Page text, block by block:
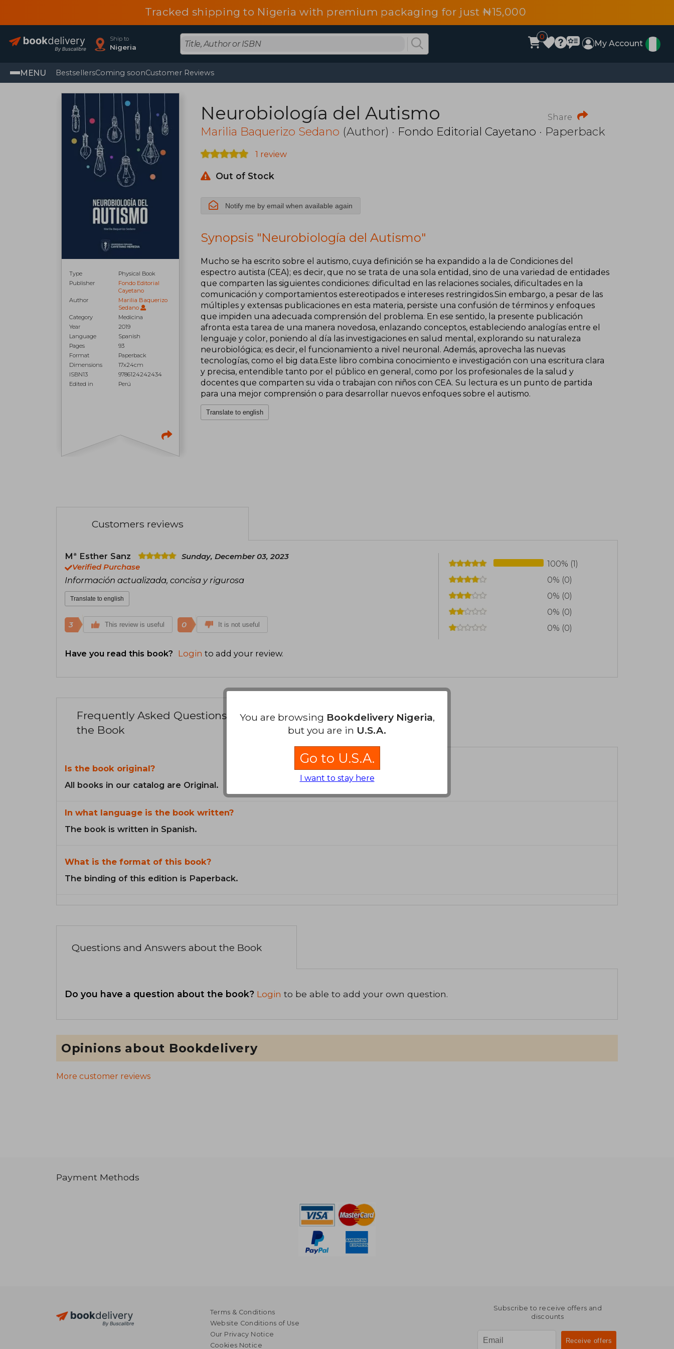
Tracked shipping to Nigeria with premium packaging for just ₦15,000
Ship to
Nigeria
0
My Account
MENU BestsellersComing soonCustomer Reviews
Type
Physical Book
Publisher
Fondo Editorial
Cayetano
Author
Marilia Baquerizo
Sedano
Category
Medicina
Year
2019
Language
Spanish
Pages
93
Format
Paperback
Dimensions
17x24cm
ISBN13
9786124242434
Edited in
Perú
Share
Neurobiología del Autismo
Marilia Baquerizo Sedano (Author) · Fondo Editorial Cayetano · Paperback
1 review
Out of Stock
Notify me by email when available again
Synopsis "Neurobiología del Autismo"
Mucho se ha escrito sobre el autismo, cuya definición se ha expandido a la de Condiciones del
espectro autista (CEA); es decir, que no se trata de una sola entidad, sino de una variedad de entidades
que comparten las siguientes condiciones: dificultad en las relaciones sociales, dificultades en la
comunicación y comportamientos estereotipados e intereses restringidos.Sin embargo, a pesar de las
múltiples y extensas publicaciones en esta materia, persiste una confusión de términos y enfoques
que impiden una adecuada comprensión del problema. En ese sentido, la presente publicación
afronta esta tarea de una manera novedosa, enlazando conceptos, estableciendo analogías entre el
lenguaje y color, poniendo al día las investigaciones en salud mental, explorando su naturaleza
neurobiológica; es decir, el funcionamiento a nivel neuronal. Además, aprovecha las nuevas
tecnologías, como el big data.Este libro combina conocimiento e investigación con una escritura clara
y precisa, entendible tanto por el público en general, como por los profesionales de la salud y
docentes que comparten su vida o trabajan con niños con CEA. Su lectura es un punto de partida
para una mejor comprensión o para desarrollar nuevos enfoques sobre el autismo.
Translate to english
Customers reviews
Mª Esther Sanz
Sunday, December 03, 2023
Verified Purchase
Información actualizada, concisa y rigurosa
Translate to english
3 This review is useful 0 It is not useful
Have you read this book? Login to add your review.
100% (1)
0% (0)
0% (0)
0% (0)
0% (0)
Frequently Asked Questions about
the Book
Is the book original?
All books in our catalog are Original.
In what language is the book written?
The book is written in Spanish.
What is the format of this book?
The binding of this edition is Paperback.
Questions and Answers about the Book
Do you have a question about the book? Login to be able to add your own question.
Opinions about Bookdelivery
More customer reviews
Payment Methods
Terms & Conditions
Website Conditions of Use
Our Privacy Notice
Cookies Notice
Subscribe to receive offers and
discounts
You are browsing Bookdelivery Nigeria,
but you are in U.S.A.
Go to U.S.A.
I want to stay here